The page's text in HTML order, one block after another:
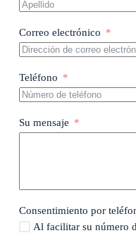
Correo electrónico
Teléfono
Su mensaje
Consentimiento por
Al facilitar su número